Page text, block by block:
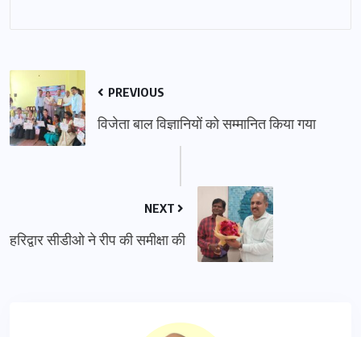
PREVIOUS
विजेता बाल विज्ञानियों को सम्मानित किया गया
NEXT
हरिद्वार सीडीओ ने रीप की समीक्षा की